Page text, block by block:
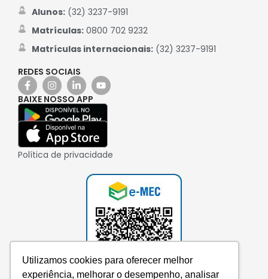
Utilizamos cookies para oferecer melhor
experiência, melhorar o desempenho, analisar
Alunos:(32) 3237-9191
Matrículas:0800 702 9232
Matrículas internacionais:(32) 3237-9191
REDES SOCIAIS
BAIXE NOSSO APP
Política de privacidade